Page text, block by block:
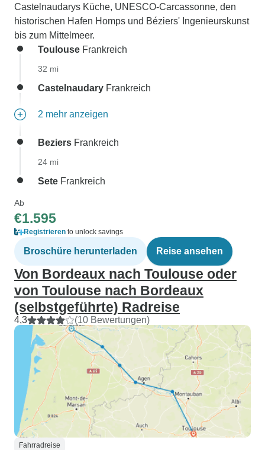
Castelnaudarys Küche, UNESCO-Carcassonne, den
historischen Hafen Homps und Béziers' Ingenieurskunst
bis zum Mittelmeer.
Toulouse Frankreich
32 mi
Castelnaudary Frankreich
2 mehr anzeigen
Beziers Frankreich
24 mi
Sete Frankreich
Ab
€1.595
Registrieren to unlock savings
Broschüre herunterladen Reise ansehen
Von Bordeaux nach Toulouse oder
von Toulouse nach Bordeaux
(selbstgeführte) Radreise
4,3 (10 Bewertungen)
Fahrradreise